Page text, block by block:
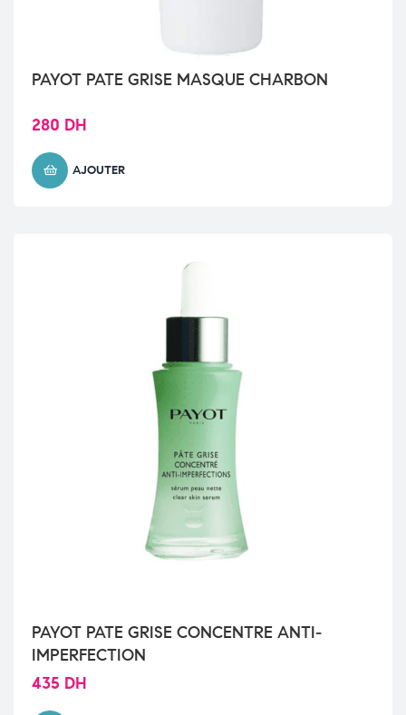
PAYOT PATE GRISE MASQUE CHARBON
280 DH
AJOUTER
PAYOT PATE GRISE CONCENTRE ANTI-
IMPERFECTION
435 DH